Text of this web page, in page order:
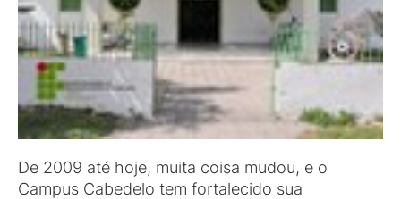
De 2009 até hoje, muita coisa mudou, e o
Campus Cabedelo tem fortalecido sua